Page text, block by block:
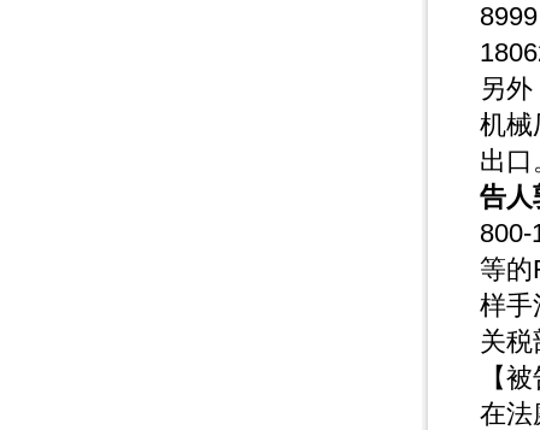
另
机械
出口
告人
800-
等的
样手
关税
【
在法